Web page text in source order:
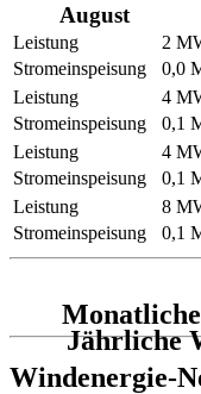
August
Leistung 2
Stromeinspeisung
0,0
Leistung
4
Stromeinspeisung
0,1
Leistung
4
Stromeinspeisung
0,1
Leistung
8
Stromeinspeisung
0,1
Jährliche
Windenergie-